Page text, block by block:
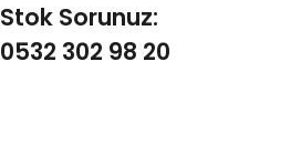
Stok Sorunuz:
0532 302 98 20